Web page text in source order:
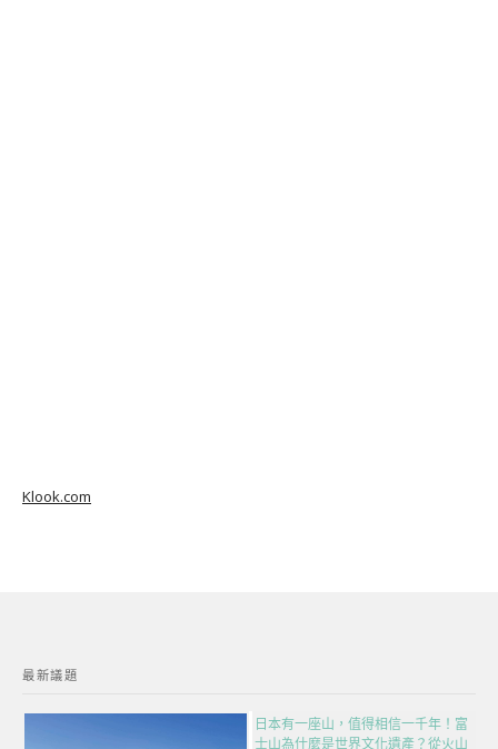
Klook.com
最新議題
日本有一座山，值得相信一千年！富
士山為什麼是世界文化遺產？從火山